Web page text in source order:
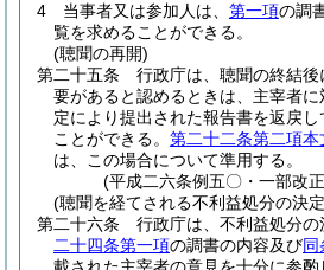
4
当事者又は参加人は、 第一項の調
覧を求めることができる。
(聴聞の再開)
第二十五条
行政庁は、聴聞の終結
要があると認めるときは、主宰者に
定により提出された報告書を返戻
ことができる。 第二十二条第二項本
は、この場合について準用する。
(平成二六条例五〇・一部改
(聴聞を経てされる不利益処分の決
第二十六条
行政庁は、不利益処分の
二十四条第一項の調書の内容及び同